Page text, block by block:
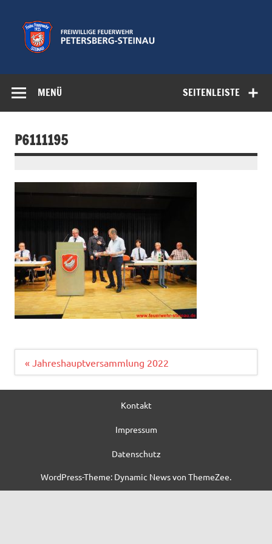
springen
Feuerwehr
Petersberg-
SEITENLEISTE
MENÜ
P6111195
Beitragsnavigation
« Jahreshauptversammlung 2022
Kontakt
Impressum
Datenschutz
WordPress-Theme: Dynamic News von ThemeZee.